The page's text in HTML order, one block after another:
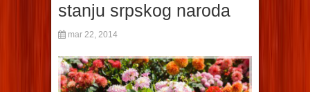
stanju srpskog naroda
mar 22, 2014